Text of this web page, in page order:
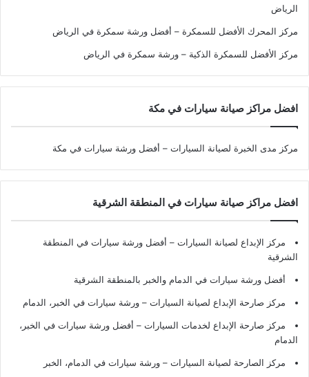
الرياض
مركز المحرك الأفضل للسمكرة – أفضل ورشة سمكرة في الرياض
مركز الأفضل للسمكرة الذكية – ورشة سمكرة في الرياض
افضل مراكز صيانة سيارات في مكة
مركز مدى الخبرة لصيانة السيارات – أفضل ورشة سيارات في مكة
افضل مراكز صيانة سيارات في المنطقة الشرقية
مركز الإبداع لصيانة السيارات – أفضل ورشة سيارات في المنطقة
الشرقية
أفضل ورشة سيارات في الدمام والخبر بالمنطقة الشرقية
مركز صارحة الإبداع لصيانة السيارات – ورشة سيارات في الخبر، الدمام
مركز صارحة الإبداع لخدمات السيارات – أفضل ورشة سيارات في الخبر،
الدمام
مركز الصارحة لصيانة السيارات – ورشة سيارات في الدمام، الخبر